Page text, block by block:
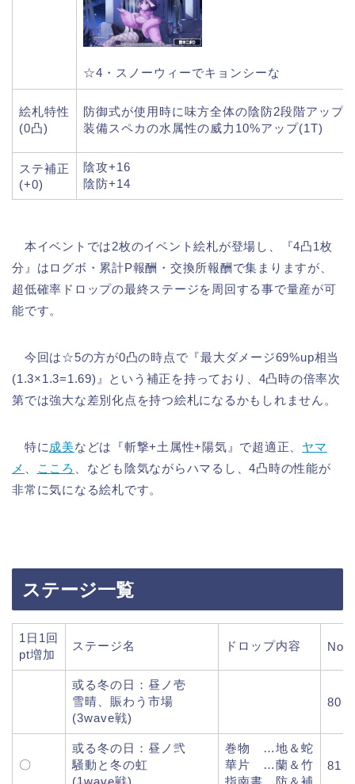
☆4・スノーウィーでキョンシーな
絵札特性
(0凸)
防御式が使用時に味方全体の陰防2段階アップ
装備スペカの水属性の威力10%アップ(1T)
ステ補正
(+0)
陰攻+16
陰防+14
本イベントでは2枚のイベント絵札が登場し、『4凸1枚
分』はログボ・累計P報酬・交換所報酬で集まりますが、
超低確率ドロップの最終ステージを周回する事で量産が可
能です。
今回は☆5の方が0凸の時点で『最大ダメージ69%up相当
(1.3×1.3=1.69)』という補正を持っており、4凸時の倍率次
第では強大な差別化点を持つ絵札になるかもしれません。
特に 成美などは『斬撃+土属性+陽気』で超適正、 ヤマ
メ
こころ
、なども陰気ながらハマるし、4凸時の性能が
非常に気になる絵札です。
ステージ一覧
1日1回
pt増加
ステージ名 ドロップ内容
或る冬の日：昼ノ壱
雪晴、賑わう市場
(3wave戦)
80
〇
或る冬の日：昼ノ弐
騒動と冬の虹
巻物 …地＆蛇
華片 …蘭＆竹
81